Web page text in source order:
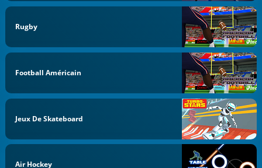
Rugby
Football Américain
Jeux De Skateboard
Air Hockey